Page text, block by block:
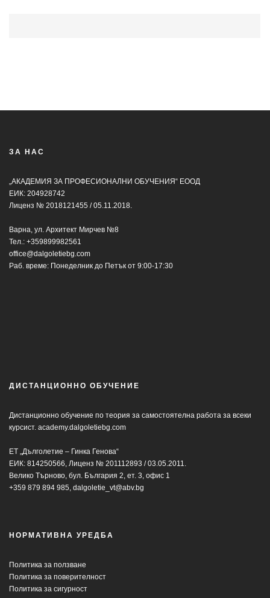
ЗА НАС
„АКАДЕМИЯ ЗА ПРОФЕСИОНАЛНИ ОБУЧЕНИЯ“ ЕООД
ЕИК: 204928742
Лиценз № 2018121455 / 05.11.2018.
Варна, ул. Архитект Мирчев №8
Тел.: +359899982561
office@dalgoletiebg.com
Раб. време: Понеделник до Петък от 9:00-17:30
ДИСТАНЦИОННО ОБУЧЕНИЕ
Дистанционно обучение по теория за самостоятелна работа за всеки
курсист. academy.dalgoletiebg.com
ЕТ „Дълголетие – Гинка Генова“
ЕИК: 814250566, Лиценз № 201112893 / 03.05.2011.
Велико Търново, бул. България 2, ет. 3, офис 1
+359 879 894 985, dalgoletie_vt@abv.bg
НОРМАТИВНА УРЕДБА
Политика за ползване
Политика за поверителност
Политика за сигурност